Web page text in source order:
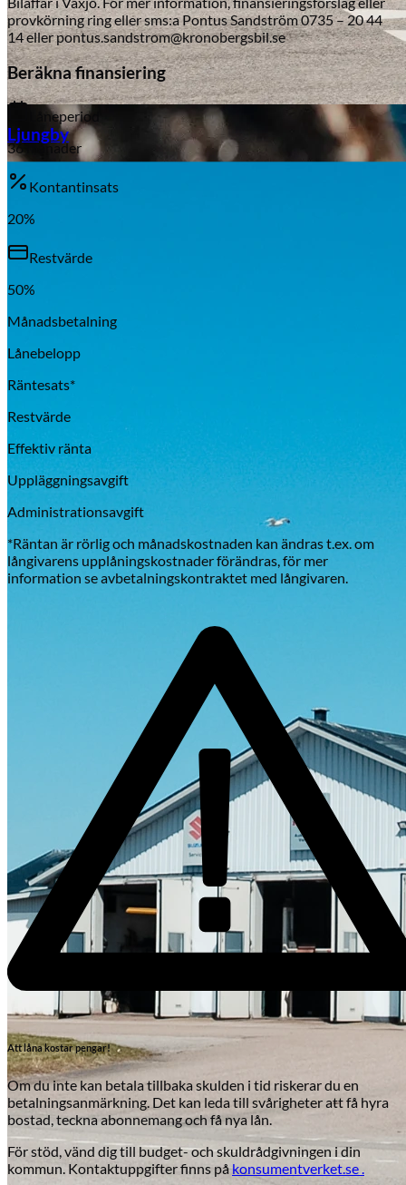
Aixiam
Honda
Skadeverkstad
Ljungby
provkörning ring eller sms:a Pontus Sandström 0735 – 20 44
14 eller pontus.sandstrom@kronobergsbil.se
Beräkna finansiering
Låneperiod
36månader
Kontantinsats
20%
Restvärde
50%
Månadsbetalning
Lånebelopp
Räntesats*
Restvärde
Effektiv ränta
Uppläggningsavgift
Administrationsavgift
*Räntan är rörlig och månadskostnaden kan ändras t.ex. om
långivarens upplåningskostnader förändras, för mer
information se avbetalningskontraktet med långivaren.
Att låna kostar pengar!
Om du inte kan betala tillbaka skulden i tid riskerar du en
betalningsanmärkning. Det kan leda till svårigheter att få hyra
bostad, teckna abonnemang och få nya lån.
För stöd, vänd dig till budget- och skuldrådgivningen i din
kommun. Kontaktuppgifter finns påkonsumentverket.se .